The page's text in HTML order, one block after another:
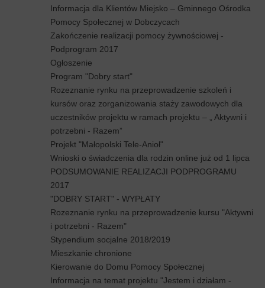
Informacja dla Klientów Miejsko – Gminnego Ośrodka
Pomocy Społecznej w Dobczycach
Zakończenie realizacji pomocy żywnościowej -
Podprogram 2017
Ogłoszenie
Program "Dobry start"
Rozeznanie rynku na przeprowadzenie szkoleń i
kursów oraz zorganizowania staży zawodowych dla
uczestników projektu w ramach projektu – „ Aktywni i
potrzebni - Razem”
Projekt "Małopolski Tele-Anioł"
Wnioski o świadczenia dla rodzin online już od 1 lipca
PODSUMOWANIE REALIZACJI PODPROGRAMU
2017
"DOBRY START" - WYPŁATY
Rozeznanie rynku na przeprowadzenie kursu "Aktywni
i potrzebni - Razem"
Stypendium socjalne 2018/2019
Mieszkanie chronione
Kierowanie do Domu Pomocy Społecznej
Informacja na temat projektu "Jestem i działam -